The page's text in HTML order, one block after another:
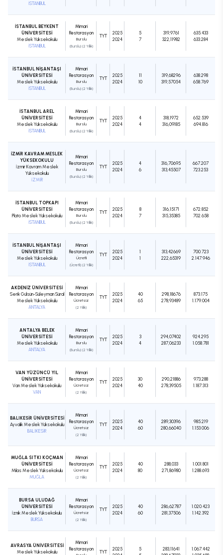
İSTANBUL
İSTANBUL BEYKENT
ÜNİVERSİTESİ
Meslek Yüksekokulu
İSTANBUL
Mimari
Restorasyon
Burslu
(Burslu) (2 Yıllık)
TYT
2025
2024
5
7
319,9761
322,11982
635.433
633.284
İSTANBUL NİŞANTAŞI
ÜNİVERSİTESİ
Meslek Yüksekokulu
İSTANBUL
Mimari
Restorasyon
Burslu
(Burslu) (2 Yıllık)
TYT
2025
2024
11
10
319,68296
319,57054
638.298
658.769
İSTANBUL AREL
ÜNİVERSİTESİ
Meslek Yüksekokulu
İSTANBUL
Mimari
Restorasyon
Burslu
(Burslu) (2 Yıllık)
TYT
2025
2024
4
4
318,1972
316,09185
652.539
694.816
İZMİR KAVRAM MESLEK
YÜKSEKOKULU
İzmir Kavram Meslek
Yüksekokulu
İZMİR
Mimari
Restorasyon
Burslu
(Burslu) (2 Yıllık)
TYT
2025
2024
4
6
316,70695
313,45507
667.207
723.253
İSTANBUL TOPKAPI
ÜNİVERSİTESİ
Plato Meslek Yüksekokulu
İSTANBUL
Mimari
Restorasyon
Burslu
(Burslu) (2 Yıllık)
TYT
2025
2024
8
7
316,15171
315,35385
672.852
702.658
İSTANBUL NİŞANTAŞI
ÜNİVERSİTESİ
Meslek Yüksekokulu
İSTANBUL
Mimari
Restorasyon
Ücretli
(Ücretli) (2 Yıllık)
TYT
2025
2024
1
1
313,42669
222,65319
700.723
2.147.946
AKDENİZ ÜNİVERSİTESİ
Serik Gülsün-Süleyman Süral
Meslek Yüksekokulu
ANTALYA
Mimari
Restorasyon
Ücretsiz
(2 Yıllık)
TYT
2025
2024
40
65
298,18676
278,93489
873.175
1.179.004
ANTALYA BELEK
ÜNİVERSİTESİ
Meslek Yüksekokulu
ANTALYA
Mimari
Restorasyon
Burslu
(Burslu) (2 Yıllık)
TYT
2025
2024
3
4
294,07402
287,06233
924.295
1.058.781
VAN YÜZÜNCÜ YIL
ÜNİVERSİTESİ
Van Meslek Yüksekokulu
VAN
Mimari
Restorasyon
Ücretsiz
(2 Yıllık)
TYT
2025
2024
30
40
290,21886
278,39505
973.288
1.187.313
BALIKESİR ÜNİVERSİTESİ
Ayvalık Meslek Yüksekokulu
BALIKESİR
Mimari
Restorasyon
Ücretsiz
(2 Yıllık)
TYT
2025
2024
40
60
289,30396
280,66040
985.219
1.153.006
MUĞLA SITKI KOÇMAN
ÜNİVERSİTESİ
Milas Meslek Yüksekokulu
MUĞLA
Mimari
Restorasyon
Ücretsiz
(2 Yıllık)
TYT
2025
2024
40
80
288,033
271,86980
1.001.801
1.288.693
BURSA ULUDAĞ
ÜNİVERSİTESİ
İznik Meslek Yüksekokulu
BURSA
Mimari
Restorasyon
Ücretsiz
(2 Yıllık)
TYT
2025
2024
40
60
286,62787
281,37506
1.020.423
1.142.392
AVRASYA ÜNİVERSİTESİ
Meslek Yüksekokulu
Mimari
Restorasyon
TYT
2025
5
283,11641
1.067.442